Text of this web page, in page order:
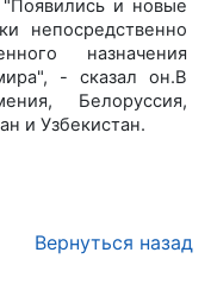
и новые
непосредственно
назначения
- сказал он.В
Белоруссия,
и Узбекистан.
Вернуться назад